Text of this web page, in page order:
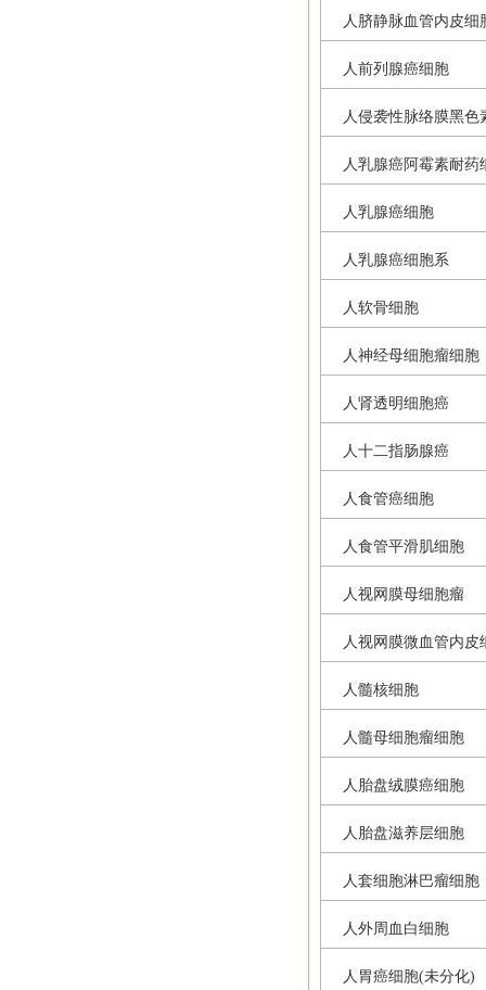
人脐静脉血管内皮细
人前列腺癌细胞
人侵袭性脉络膜黑色
人乳腺癌阿霉素耐药
人乳腺癌细胞
人乳腺癌细胞系
人软骨细胞
人神经母细胞瘤细胞
人肾透明细胞癌
人十二指肠腺癌
人食管癌细胞
人食管平滑肌细胞
人视网膜母细胞瘤
人视网膜微血管内皮
人髓核细胞
人髓母细胞瘤细胞
人胎盘绒膜癌细胞
人胎盘滋养层细胞
人套细胞淋巴瘤细胞
人外周血白细胞
人胃癌细胞(未分化)